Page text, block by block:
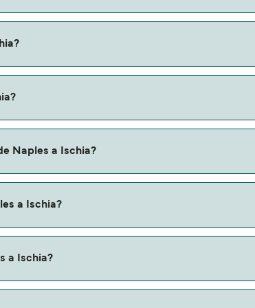
las compañías navieras.
Naples a Ischia?
a Ischia?
a Ischia?